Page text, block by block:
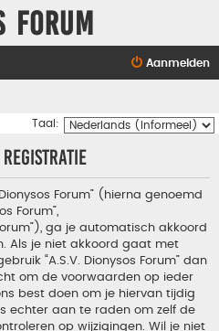
Forum
Aanmelden
Taal:
Registratie
Forum” (hierna genoemd
Forum”,
ga je automatisch akkoord
Als je niet akkoord gaat met
“A.S.V. Dionysos Forum” dan
om de voorwaarden op ieder
best doen om je hiervan tijdig
echter aan te raden om zelf de
op wijzigingen. Wil je niet